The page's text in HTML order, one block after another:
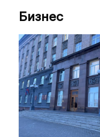
Бизнес